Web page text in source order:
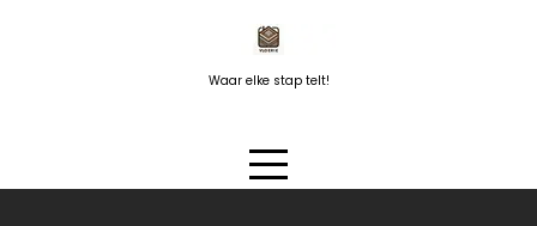
Waar elke stap telt!